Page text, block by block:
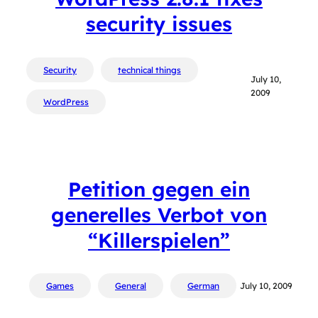
security issues
Security technical things
WordPress
July 10,
2009
Petition gegen ein
generelles Verbot von
“Killerspielen”
Games General German July 10, 2009